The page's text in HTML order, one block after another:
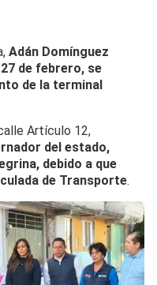
Adán Domínguez
de febrero, se
de la terminal
Artículo 12,
del estado,
debido a que
de Transporte.